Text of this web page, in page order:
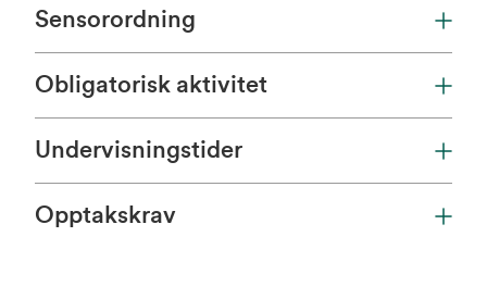
Sensorordning
Obligatorisk aktivitet
Undervisningstider
Opptakskrav